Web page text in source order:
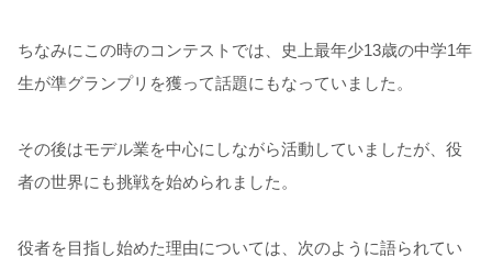
ちなみにこの時のコンテストでは、史上最年少13歳の中学1年
生が準グランプリを獲って話題にもなっていました。
その後はモデル業を中心にしながら活動していましたが、役
者の世界にも挑戦を始められました。
役者を目指し始めた理由については、次のように語られてい